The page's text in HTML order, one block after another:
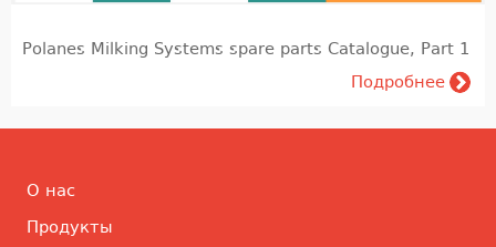
Polanes Milking Systems spare parts Catalogue, Part 1
Подробнее
О нас
Продукты